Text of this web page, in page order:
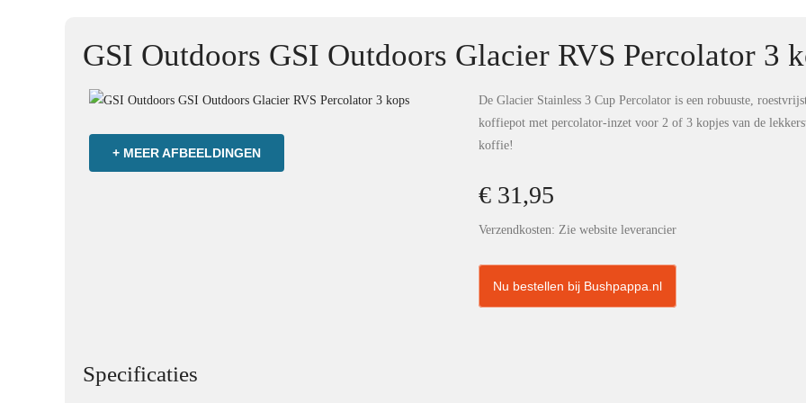
GSI Outdoors GSI Outdoors Glacier RVS Percolator 3
+ MEER AFBEELDINGEN
De Glacier Stainless 3 Cup Percolator is een robuuste,
koffiepot met percolator-inzet voor 2 of 3 kopjes van de
koffie!
€ 31,95
Verzendkosten: Zie website leverancier
Nu bestellen bij Bushpappa.nl
Specificaties